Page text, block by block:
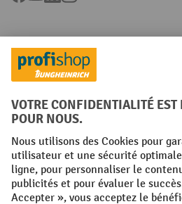
Langues
FR NL
Conditions générales
Protection des Données
All prices excl. VAT plusshipping costs